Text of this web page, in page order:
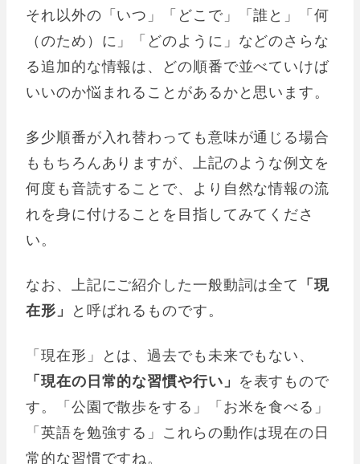
それ以外の「いつ」「どこで」「誰と」「何
（のため）に」「どのように」などのさらな
る追加的な情報は、どの順番で並べていけば
いいのか悩まれることがあるかと思います。
多少順番が入れ替わっても意味が通じる場合
ももちろんありますが、上記のような例文を
何度も音読することで、より自然な情報の流
れを身に付けることを目指してみてくださ
い。
なお、上記にご紹介した一般動詞は全て 「現
在形」 と呼ばれるものです。
「現在形」とは、過去でも未来でもない、
「現在の日常的な習慣や行い」 を表すもので
す。「公園で散歩をする」「お米を食べる」
「英語を勉強する」これらの動作は現在の日
常的な習慣ですね。